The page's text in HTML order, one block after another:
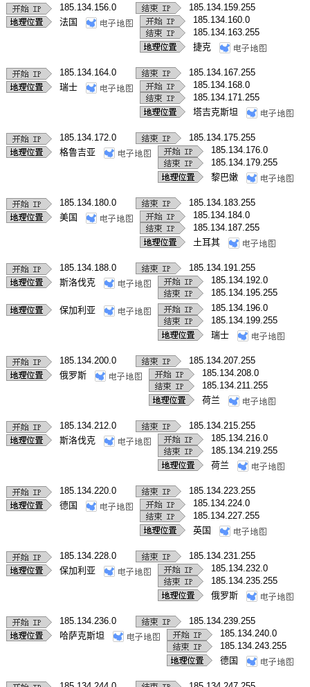
185.134.156.0
185.134.159.255
法国
185.134.160.0
185.134.163.255
捷克
185.134.164.0
185.134.167.255
瑞士
185.134.168.0
185.134.171.255
塔吉克斯坦
185.134.172.0
185.134.175.255
格鲁吉亚
185.134.176.0
185.134.179.255
黎巴嫩
185.134.180.0
185.134.183.255
美国
185.134.184.0
185.134.187.255
土耳其
185.134.188.0
185.134.191.255
斯洛伐克
185.134.192.0
185.134.195.255
保加利亚
185.134.196.0
185.134.199.255
瑞士
185.134.200.0
185.134.207.255
俄罗斯
185.134.208.0
185.134.211.255
荷兰
185.134.212.0
185.134.215.255
斯洛伐克
185.134.216.0
185.134.219.255
荷兰
185.134.220.0
185.134.223.255
德国
185.134.224.0
185.134.227.255
英国
185.134.228.0
185.134.231.255
保加利亚
185.134.232.0
185.134.235.255
俄罗斯
185.134.236.0
185.134.239.255
哈萨克斯坦
185.134.240.0
185.134.243.255
德国